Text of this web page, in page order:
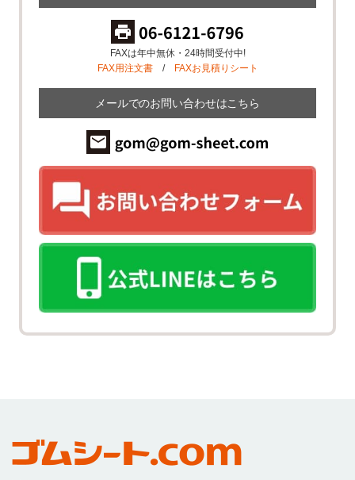
FAXは年中無休・24時間受付中!
FAX用注文書/ FAXお見積りシート
メールでのお問い合わせはこちら